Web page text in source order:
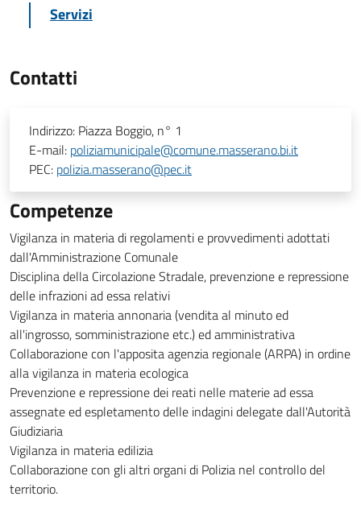
Servizi
Contatti
Indirizzo: Piazza Boggio, n° 1
E-mail: poliziamunicipale@comune.masserano.bi.it
PEC: polizia.masserano@pec.it
Competenze
Vigilanza in materia di regolamenti e provvedimenti adottati
dall'Amministrazione Comunale
Disciplina della Circolazione Stradale, prevenzione e repressione
delle infrazioni ad essa relativi
Vigilanza in materia annonaria (vendita al minuto ed
all'ingrosso, somministrazione etc.) ed amministrativa
Collaborazione con l'apposita agenzia regionale (ARPA) in ordine
alla vigilanza in materia ecologica
Prevenzione e repressione dei reati nelle materie ad essa
assegnate ed espletamento delle indagini delegate dall'Autorità
Giudiziaria
Vigilanza in materia edilizia
Collaborazione con gli altri organi di Polizia nel controllo del
territorio.